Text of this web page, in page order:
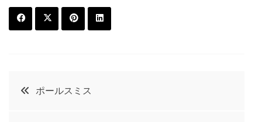
t
e
投
ポールスミス